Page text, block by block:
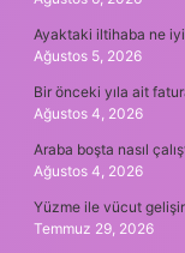
Ayaktaki iltihaba ne
Ağustos 5, 2026
Bir önceki yıla ait
Ağustos 4, 2026
Araba boşta nasıl
Ağustos 4, 2026
Yüzme ile vücut
Temmuz 29, 2026